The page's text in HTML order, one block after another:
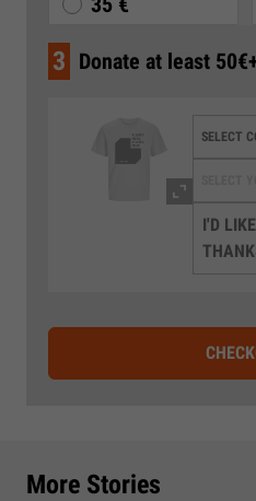
3 Donate at least
I'D
More Stories